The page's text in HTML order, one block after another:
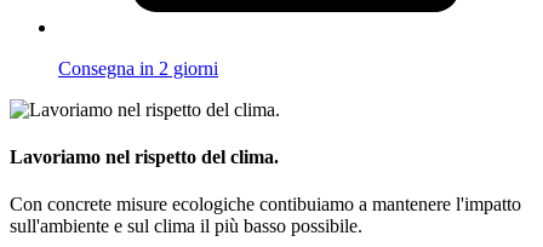
Consegna in 2 giorni
Lavoriamo nel rispetto del clima.
Con concrete misure ecologiche contibuiamo a mantenere l'impatto
sull'ambiente e sul clima il più basso possibile.